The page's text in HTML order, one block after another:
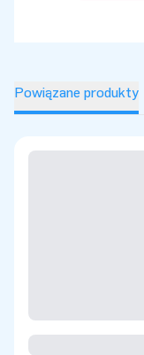
Powiązane produkty